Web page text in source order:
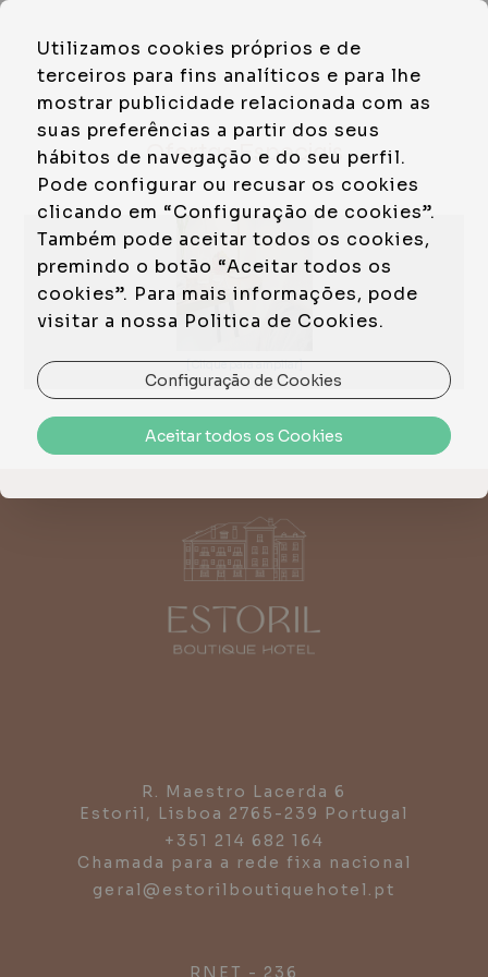
Ofertas Especiais
Não Reembolsável
[Clique para ampliar]
Mais Informações
R. Maestro Lacerda 6
Estoril, Lisboa 2765-239 Portugal
+351 214 682 164
Chamada para a rede fixa nacional
geral@estorilboutiquehotel.pt
RNET - 236
Utilizamos cookies próprios e de
terceiros para fins analíticos e para lhe
mostrar publicidade relacionada com as
suas preferências a partir dos seus
hábitos de navegação e do seu perfil.
Pode configurar ou recusar os cookies
clicando em “Configuração de cookies”.
Também pode aceitar todos os cookies,
premindo o botão “Aceitar todos os
cookies”. Para mais informações, pode
visitar a nossa Politica de Cookies.
Configuração de Cookies
Aceitar todos os Cookies